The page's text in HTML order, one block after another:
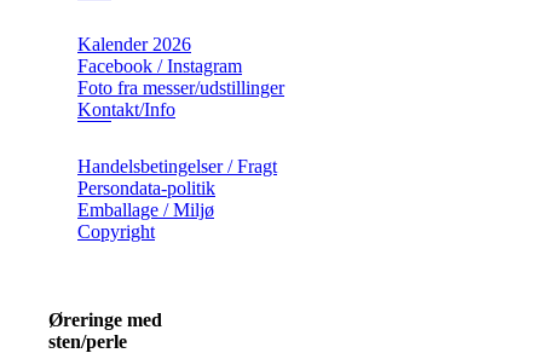
Kalender 2026
Facebook / Instagram
Foto fra messer/udstillinger
Kontakt/Info
Handelsbetingelser / Fragt
Persondata-politik
Emballage / Miljø
Copyright
Øreringe med
sten/perle